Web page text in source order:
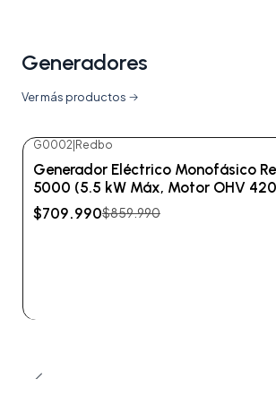
Generadores
Ver más productos
No disponible
G0002 Redbo
Generador Eléctrico Monofásico
5000 (5.5 kW Máx, Motor OHV
$709.990$859.990